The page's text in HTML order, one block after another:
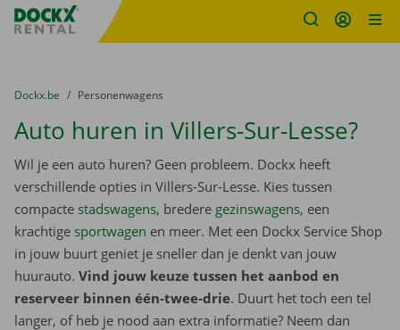
Fratello DEMO
U bevindt zich hier:
van
Dockx.be naar
Personenwagens
Auto huren in Villers-Sur-Lesse?
Wil je een auto huren? Geen probleem. Dockx heeft
verschillende opties in Villers-Sur-Lesse. Kies tussen
compacte stadswagens, bredere gezinswagens, een
krachtige sportwagen en meer. Met een Dockx Service Shop
in jouw buurt geniet je sneller dan je denkt van jouw
huurauto. Vind jouw keuze tussen het aanbod en
reserveer binnen één-twee-drie. Duurt het toch een tel
langer, of heb je nood aan extra informatie? Neem dan